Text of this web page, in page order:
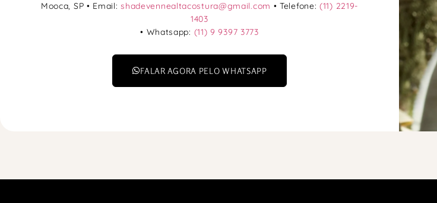
Mooca, SP • Email:shadevennealtacostura@gmail.com • Telefone:(11) 2219-
1403
• Whatsapp: (11) 9 9397 3773
FALAR AGORA PELO WHATSAPP